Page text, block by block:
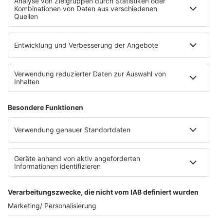
Die Uniklinik Tübingen hat ein neues Fahrradparkhaus
eröffnet. Direkt an der Medizinischen Klinik bietet es
E-Bikes über eine Photovoltaikanlage auf dem …
Impressum
Datenschutzerklärung
Datenschutzeinstellungen